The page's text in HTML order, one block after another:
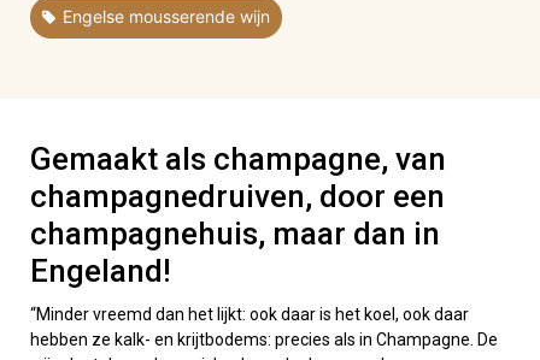
Engelse mousserende wijn
Gemaakt als champagne, van
champagnedruiven, door een
champagnehuis, maar dan in
Engeland!
“Minder vreemd dan het lijkt: ook daar is het koel, ook daar
hebben ze kalk- en krijtbodems: precies als in Champagne. De